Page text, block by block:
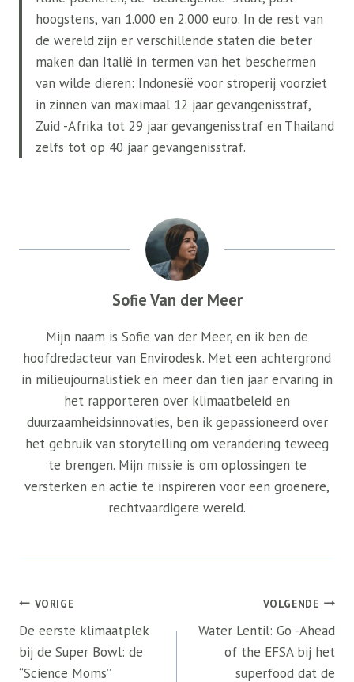
hoogstens, van 1.000 en 2.000 euro. In de rest van
de wereld zijn er verschillende staten die beter
maken dan Italië in termen van het beschermen
van wilde dieren: Indonesië voor stroperij voorziet
in zinnen van maximaal 12 jaar gevangenisstraf,
Zuid -Afrika tot 29 jaar gevangenisstraf en Thailand
zelfs tot op 40 jaar gevangenisstraf.
Sofie Van der Meer
Mijn naam is Sofie van der Meer, en ik ben de
hoofdredacteur van Envirodesk. Met een achtergrond
in milieujournalistiek en meer dan tien jaar ervaring in
het rapporteren over klimaatbeleid en
duurzaamheidsinnovaties, ben ik gepassioneerd over
het gebruik van storytelling om verandering teweeg
te brengen. Mijn missie is om oplossingen te
versterken en actie te inspireren voor een groenere,
rechtvaardigere wereld.
Bericht
navigatie
VORIGE
De eerste klimaatplek
bij de Super Bowl: de
“Science Moms”
VOLGENDE
Water Lentil: Go -Ahead
of the EFSA bij het
superfood dat de